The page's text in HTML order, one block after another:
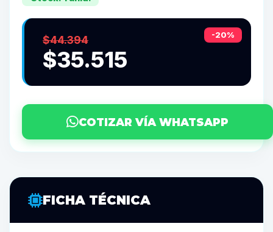
-20%
$44.394
$35.515
COTIZAR VÍA WHATSAPP
FICHA TÉCNICA